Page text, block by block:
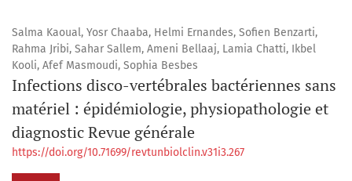
Salma Kaoual, Yosr Chaaba, Helmi Ernandes, Sofien Benzarti,
Rahma Jribi, Sahar Sallem, Ameni Bellaaj, Lamia Chatti, Ikbel
Kooli, Afef Masmoudi, Sophia Besbes
Infections disco-vertébrales bactériennes sans
matériel : épidémiologie, physiopathologie et
diagnostic Revue générale
https://doi.org/10.71699/revtunbiolclin.v31i3.267